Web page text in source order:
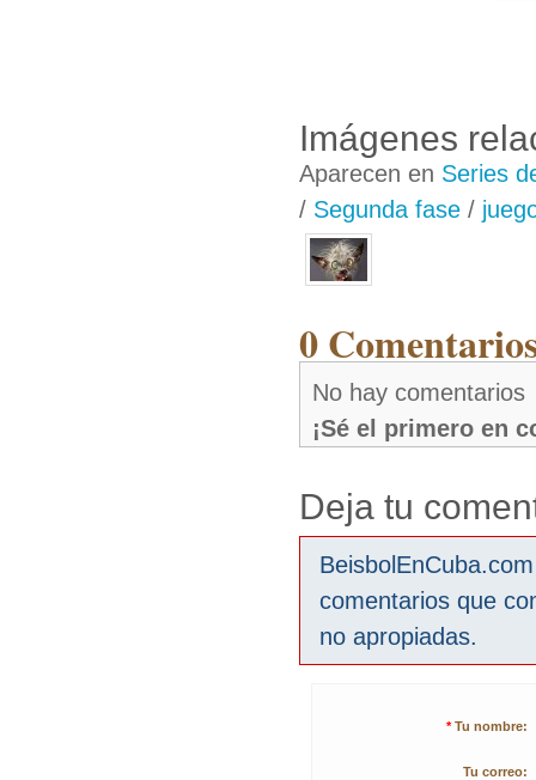
Imágenes
Aparecen en Series
/ Segunda fase /
0
No hay comentarios
¡Sé el primero en
Deja tu
comentarios que
no apropiadas.
* Tu nombre:
Tu correo: